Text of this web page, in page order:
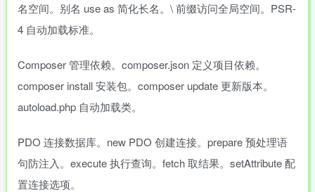
名空间。别名 use as 简化长名。\ 前缀访问全局空间。PSR-
4 自动加载标准。
Composer 管理依赖。composer.json 定义项目依赖。
composer install 安装包。composer update 更新版本。
autoload.php 自动加载类。
PDO 连接数据库。new PDO 创建连接。prepare 预处理语
句防注入。execute 执行查询。fetch 取结果。setAttribute 配
置连接选项。